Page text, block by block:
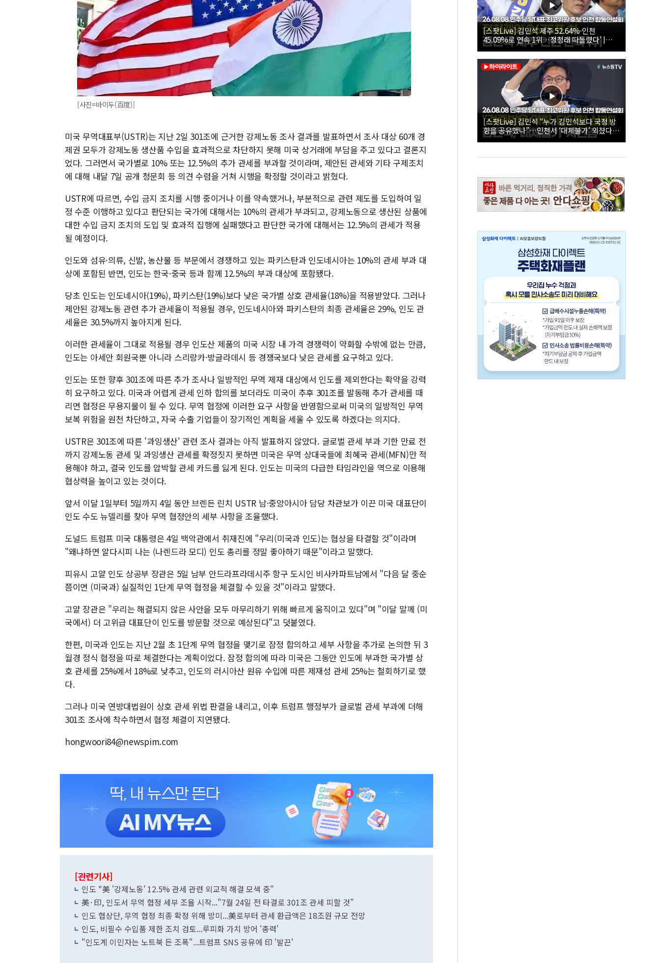
[사진=바이두(百度)]
미국 무역대표부(USTR)는 지난 2일 301조에 근거한 강제노동 조사 결과를 발표하면서 조사 대상 60개 경
제권 모두가 강제노동 생산품 수입을 효과적으로 차단하지 못해 미국 상거래에 부담을 주고 있다고 결론지
었다. 그러면서 국가별로 10% 또는 12.5%의 추가 관세를 부과할 것이라며, 제안된 관세와 기타 구제조치
에 대해 내달 7일 공개 청문회 등 의견 수렴을 거쳐 시행을 확정할 것이라고 밝혔다.
USTR에 따르면, 수입 금지 조치를 시행 중이거나 이를 약속했거나, 부분적으로 관련 제도를 도입하여 일
정 수준 이행하고 있다고 판단되는 국가에 대해서는 10%의 관세가 부과되고, 강제노동으로 생산된 상품에
대한 수입 금지 조치의 도입 및 효과적 집행에 실패했다고 판단한 국가에 대해서는 12.5%의 관세가 적용
될 예정이다.
인도와 섬유·의류, 신발, 농산물 등 부문에서 경쟁하고 있는 파키스탄과 인도네시아는 10%의 관세 부과 대
상에 포함된 반면, 인도는 한국·중국 등과 함께 12.5%의 부과 대상에 포함됐다.
당초 인도는 인도네시아(19%), 파키스탄(19%)보다 낮은 국가별 상호 관세율(18%)을 적용받았다. 그러나
제안된 강제노동 관련 추가 관세율이 적용될 경우, 인도네시아와 파키스탄의 최종 관세율은 29%, 인도 관
세율은 30.5%까지 높아지게 된다.
이러한 관세율이 그대로 적용될 경우 인도산 제품의 미국 시장 내 가격 경쟁력이 약화할 수밖에 없는 만큼,
인도는 아세안 회원국뿐 아니라 스리랑카·방글라데시 등 경쟁국보다 낮은 관세를 요구하고 있다.
인도는 또한 향후 301조에 따른 추가 조사나 일방적인 무역 제재 대상에서 인도를 제외한다는 확약을 강력
히 요구하고 있다. 미국과 어렵게 관세 인하 합의를 보더라도 미국이 추후 301조를 발동해 추가 관세를 때
리면 협정은 무용지물이 될 수 있다. 무역 협정에 이러한 요구 사항을 반영함으로써 미국의 일방적인 무역
보복 위험을 원천 차단하고, 자국 수출 기업들이 장기적인 계획을 세울 수 있도록 하겠다는 의지다.
USTR은 301조에 따른 '과잉생산' 관련 조사 결과는 아직 발표하지 않았다. 글로벌 관세 부과 기한 만료 전
까지 강제노동 관세 및 과잉생산 관세를 확정짓지 못하면 미국은 무역 상대국들에 최혜국 관세(MFN)만 적
용해야 하고, 결국 인도를 압박할 관세 카드를 잃게 된다. 인도는 미국의 다급한 타임라인을 역으로 이용해
협상력을 높이고 있는 것이다.
앞서 이달 1일부터 5일까지 4일 동안 브렌든 린치 USTR 남·중앙아시아 담당 차관보가 이끈 미국 대표단이
인도 수도 뉴델리를 찾아 무역 협정안의 세부 사항을 조율했다.
도널드 트럼프 미국 대통령은 4일 백악관에서 취재진에 "우리(미국과 인도)는 협상을 타결할 것"이라며
"왜냐하면 알다시피 나는 (나렌드라 모디) 인도 총리를 정말 좋아하기 때문"이라고 말했다.
피유시 고얄 인도 상공부 장관은 5일 남부 안드라프라데시주 항구 도시인 비사카파트남에서 "다음 달 중순
쯤이면 (미국과) 실질적인 1단계 무역 협정을 체결할 수 있을 것"이라고 말했다.
고얄 장관은 "우리는 해결되지 않은 사안을 모두 마무리하기 위해 빠르게 움직이고 있다"며 "이달 말께 (미
국에서) 더 고위급 대표단이 인도를 방문할 것으로 예상된다"고 덧붙였다.
한편, 미국과 인도는 지난 2월 초 1단계 무역 협정을 맺기로 잠정 합의하고 세부 사항을 추가로 논의한 뒤 3
월경 정식 협정을 따로 체결한다는 계획이었다. 잠정 합의에 따라 미국은 그동안 인도에 부과한 국가별 상
호 관세를 25%에서 18%로 낮추고, 인도의 러시아산 원유 수입에 따른 제재성 관세 25%는 철회하기로 했
다.
그러나 미국 연방대법원이 상호 관세 위법 판결을 내리고, 이후 트럼프 행정부가 글로벌 관세 부과에 더해
301조 조사에 착수하면서 협정 체결이 지연됐다.
hongwoori84@newspim.com
[관련기사]
인도 "美 '강제노동' 12.5% 관세 관련 외교적 해결 모색 중"
美·印, 인도서 무역 협정 세부 조율 시작..."7월 24일 전 타결로 301조 관세 피할 것"
인도 협상단, 무역 협정 최종 확정 위해 방미...美로부터 관세 환급액은 18조원 규모 전망
인도, 비필수 수입품 제한 조치 검토...루피화 가치 방어 '총력'
"인도계 이민자는 노트북 든 조폭"...트럼프 SNS 공유에 印 '발끈'
[스팟Live] 김민석 제주 52.64%·인천
45.09%로 연속 1위…정청래 따돌렸다’ |
26.08.08 더불어민주당 당대표·최고위원 후
보 인천 합동연설회
[스팟Live] 김민석 “누가 김민석보다 국정 방
향을 공유했나”…인천서 ‘대체불가’ 외쳤다 |
26.08.08 더불어민주당 당대표·최고위원 후